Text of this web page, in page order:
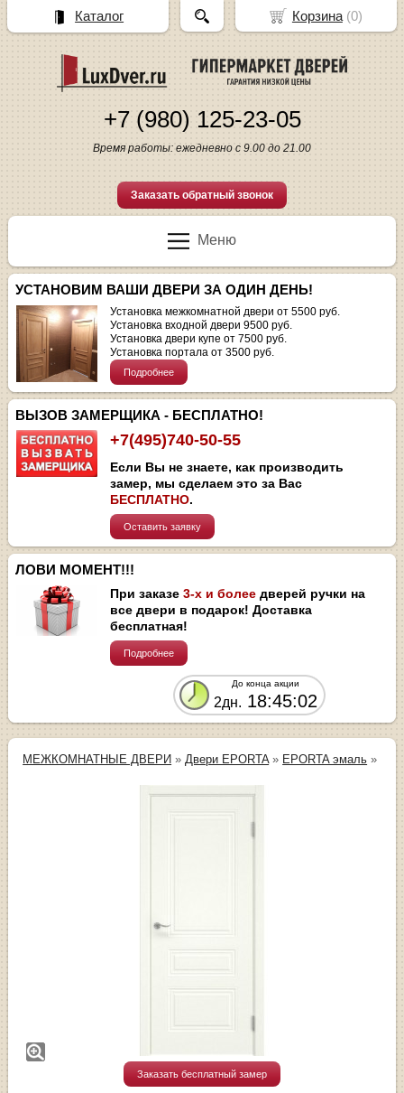
+7 (980) 125-23-05
Время работы: ежедневно с 9.00 до 21.00
Заказать обратный звонок
Меню
УСТАНОВИМ ВАШИ ДВЕРИ ЗА ОДИН ДЕНЬ!
Установка межкомнатной двери от 5500 руб.
Установка входной двери 9500 руб.
Установка двери купе от 7500 руб.
Установка портала от 3500 руб.
Подробнее
ВЫЗОВ ЗАМЕРЩИКА - БЕСПЛАТНО!
+7(495)740-50-55
Если Вы не знаете, как производить
замер, мы сделаем это за Вас
БЕСПЛАТНО.
Оставить заявку
ЛОВИ МОМЕНТ!!!
При заказе3-х и более дверей ручки на
все двери в подарок! Доставка
бесплатная!
Подробнее
До конца акции
2дн. 18:45:01
МЕЖКОМНАТНЫЕ ДВЕРИ » Двери EPORTA» EPORTA эмаль »
Заказать бесплатный замер
Корзина(0)
Каталог